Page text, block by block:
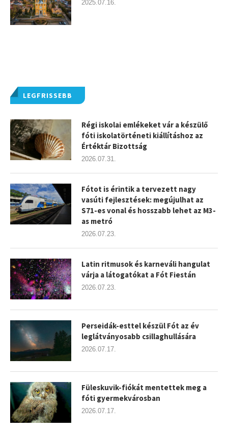
LEGFRISSEBB
Régi iskolai emlékeket vár a készülő
fóti iskolatörténeti kiállításhoz az
Értéktár Bizottság
2026.07.31.
Fótot is érintik a tervezett nagy
vasúti fejlesztések: megújulhat az
S71-es vonal és hosszabb lehet az M3-
as metró
2026.07.23.
Latin ritmusok és karneváli hangulat
várja a látogatókat a Fót Fiestán
2026.07.23.
Perseidák-esttel készül Fót az év
leglátványosabb csillaghullására
2026.07.17.
Füleskuvik-fiókát mentettek meg a
fóti gyermekvárosban
2026.07.17.
2025.07.16.